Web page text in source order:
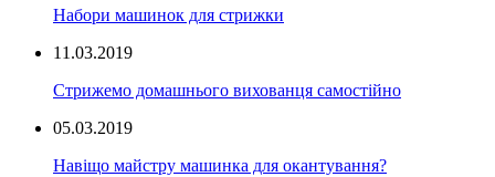
Набори машинок для стрижки
11.03.2019
Стрижемо домашнього вихованця самостійно
05.03.2019
Навіщо майстру машинка для окантування?